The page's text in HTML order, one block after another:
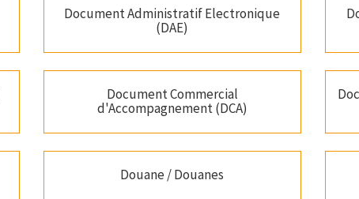
Document Administratif Electronique
(DAE)
Document Commercial
d'Accompagnement (DCA)
Douane / Douanes